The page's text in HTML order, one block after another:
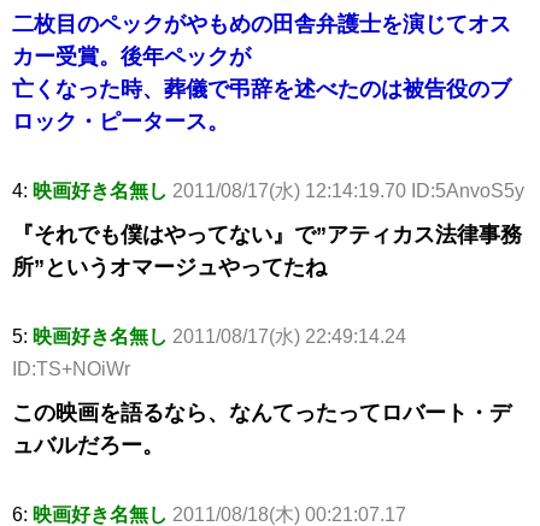
二枚目のペックがやもめの田舎弁護士を演じてオス
カー受賞。後年ペックが
亡くなった時、葬儀で弔辞を述べたのは被告役のブ
ロック・ピータース。
4: 映画好き名無し 2011/08/17(水) 12:14:19.70 ID:5AnvoS5y
『それでも僕はやってない』で”アティカス法律事務
所”というオマージュやってたね
5: 映画好き名無し 2011/08/17(水) 22:49:14.24
ID:TS+NOiWr
この映画を語るなら、なんてったってロバート・デ
ュバルだろー。
6: 映画好き名無し 2011/08/18(木) 00:21:07.17